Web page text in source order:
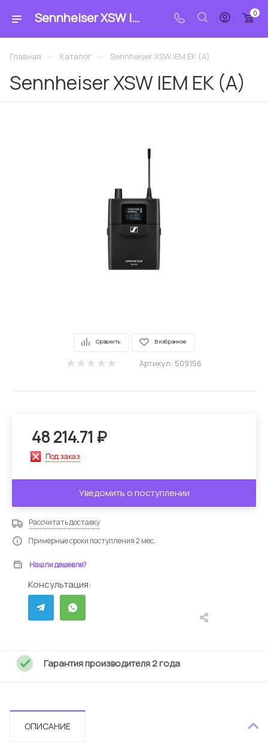
Sennheiser XSW IEM EK (A): купить по цене 45 898.93 ₽ в магазине «MrCable» 0
Главная — Каталог — Sennheiser XSW IEM EK (A)
Sennheiser XSW IEM EK (A)
В избранное
Сравнить
Артикул: 509156
Гарантия производителя 2 года
48 214.71 ₽
Под заказ
Уведомить о поступлении
Рассчитать доставку
Примерные сроки поступления 2 мес.
Нашли дешевле?
Консультация:
ОПИСАНИЕ